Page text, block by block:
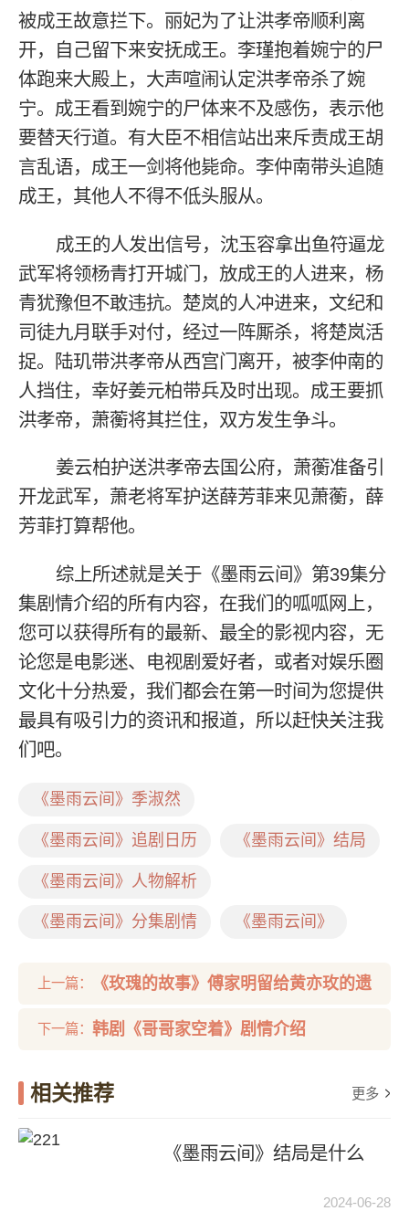
被成王故意拦下。丽妃为了让洪孝帝顺利离
开，自己留下来安抚成王。李瑾抱着婉宁的尸
体跑来大殿上，大声喧闹认定洪孝帝杀了婉
宁。成王看到婉宁的尸体来不及感伤，表示他
要替天行道。有大臣不相信站出来斥责成王胡
言乱语，成王一剑将他毙命。李仲南带头追随
成王，其他人不得不低头服从。
成王的人发出信号，沈玉容拿出鱼符逼龙
武军将领杨青打开城门，放成王的人进来，杨
青犹豫但不敢违抗。楚岚的人冲进来，文纪和
司徒九月联手对付，经过一阵厮杀，将楚岚活
捉。陆玑带洪孝帝从西宫门离开，被李仲南的
人挡住，幸好姜元柏带兵及时出现。成王要抓
洪孝帝，萧蘅将其拦住，双方发生争斗。
姜云柏护送洪孝帝去国公府，萧蘅准备引
开龙武军，萧老将军护送薛芳菲来见萧蘅，薛
芳菲打算帮他。
综上所述就是关于《墨雨云间》第39集分
集剧情介绍的所有内容，在我们的呱呱网上，
您可以获得所有的最新、最全的影视内容，无
论您是电影迷、电视剧爱好者，或者对娱乐圈
文化十分热爱，我们都会在第一时间为您提供
最具有吸引力的资讯和报道，所以赶快关注我
们吧。
《墨雨云间》季淑然
《墨雨云间》追剧日历 《墨雨云间》结局
《墨雨云间》人物解析
《墨雨云间》分集剧情 《墨雨云间》
上一篇： 《玫瑰的故事》傅家明留给黄亦玫的遗
言是什么
下一篇： 韩剧《哥哥家空着》剧情介绍
相关推荐 更多
《墨雨云间》结局是什么
2024-06-28